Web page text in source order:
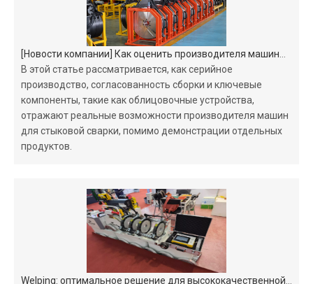
[Новости компании
Как оценить производителя машины для стыковой сварки по условиям производства
В этой статье рассматривается, как серийное
производство, согласованность сборки и ключевые
компоненты, такие как облицовочные устройства,
отражают реальные возможности производителя машин
для стыковой сварки, помимо демонстрации отдельных
продуктов.